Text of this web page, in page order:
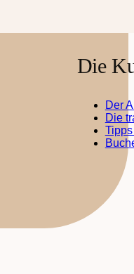
Die
Der
Die